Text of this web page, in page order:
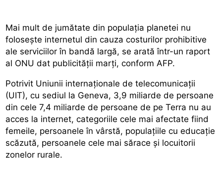
Mai mult de jumătate din populația planetei nu
folosește internetul din cauza costurilor prohibitive
ale serviciilor în bandă largă, se arată într-un raport
al ONU dat publicității marți, conform AFP.
Potrivit Uniunii internaționale de telecomunicații
(UIT), cu sediul la Geneva, 3,9 miliarde de persoane
din cele 7,4 miliarde de persoane de pe Terra nu au
acces la internet, categoriile cele mai afectate fiind
femeile, persoanele în vârstă, populațiile cu educație
scăzută, persoanele cele mai sărace și locuitorii
zonelor rurale.